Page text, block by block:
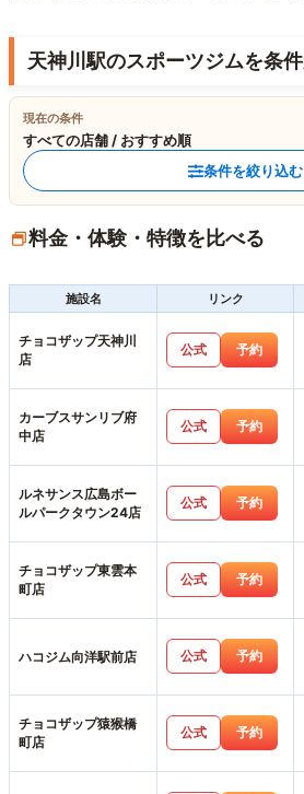
天神川駅のスポーツジムを条
現在の条件
すべての店舗 / おすすめ順
条件を絞り込む
料金・体験・特徴を比べる
施設名
リンク
チョコザップ天神川
店
公式 予約
カーブスサンリブ府
中店
公式 予約
ルネサンス広島ボー
ルパークタウン24店
公式 予約
チョコザップ東雲本
町店
公式 予約
ハコジム向洋駅前店 公式 予約
チョコザップ猿猴橋
町店
公式 予約